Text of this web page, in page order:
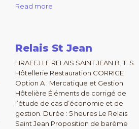
Read more
Relais St Jean
HRAEEJ LE RELAIS SAINT JEAN B. T. S.
Hôtellerie Restauration CORRIGE
Option A : Mercatique et Gestion
Hôtelière Éléments de corrigé de
l’étude de cas d’économie et de
gestion. Durée : 5 heures Le Relais
Saint Jean Proposition de barème